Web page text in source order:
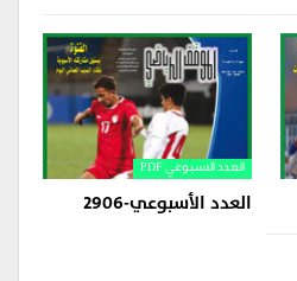
العدد الاسبوعي PDF
العدد الأسبوعي-2906